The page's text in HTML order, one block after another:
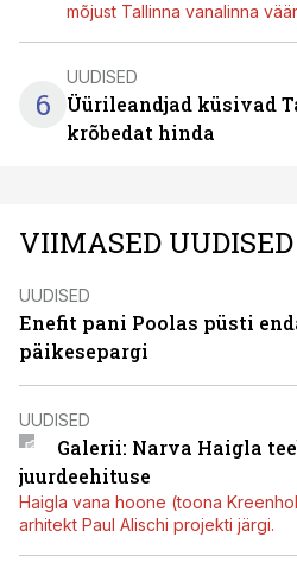
mõjust Tallinna vanalinna
6
UUDISED
Üürileandjad küsivad
krõbedat hinda
VIIMASED UUDISED
UUDISED
Enefit pani Poolas püsti
päikesepargi
UUDISED
Galerii: Narva Haigla
juurdeehituse
Haigla vana hoone (toona
arhitekt Paul Alischi projekti järgi.